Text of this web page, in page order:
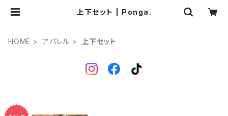
上下セット | Ponga.
HOME アパレル 上下セット